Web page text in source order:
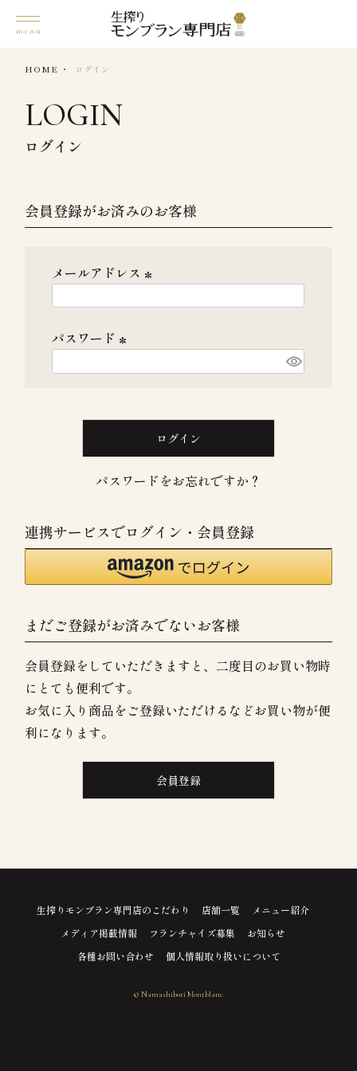
HOME ログイン
LOGIN
ログイン
会員登録がお済みのお客様
メールアドレス
(
須
)
パスワード
(
ログイン
パスワードをお忘れですか？
連携サービスでログイン・会員登録
まだご登録がお済みでないお客様
会員登録をしていただきますと、二度目のお買い物時
にとても便利です。
お気に入り商品をご登録いただけるなどお買い物が便
利になります。
会員登録
生搾りモンブラン専門店のこだわり 店舗一覧
メニュー紹介
メディア掲載情報
フランチャイズ募集
お知らせ
各種お問い合わせ
個人情報取り扱いについて
© Namashibori Montblanc.